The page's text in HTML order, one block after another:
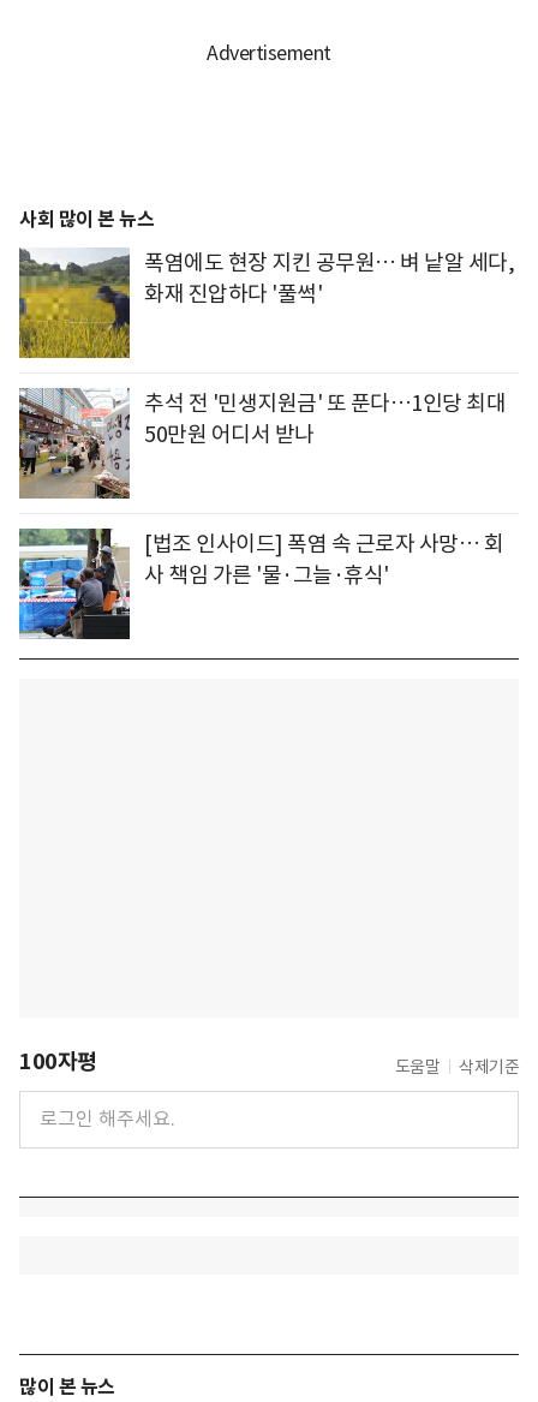
사회 많이 본 뉴스
폭염에도 현장 지킨 공무원… 벼 낱알 세다,
화재 진압하다 '풀썩'
추석 전 '민생지원금' 또 푼다…1인당 최대
50만원 어디서 받나
[법조 인사이드] 폭염 속 근로자 사망… 회
사 책임 가른 '물·그늘·휴식'
100자평 도움말 삭제기준
많이 본 뉴스